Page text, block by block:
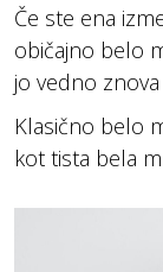
Če ste ena
običajno belo
jo vedno
Klasično belo
kot tista bela